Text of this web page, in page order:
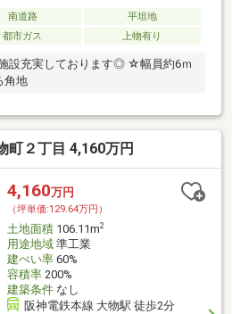
南道路
平坦地
都市ガス 上物有り
設充実しております◎ ☆幅員約6ｍ
角地
町２丁目 4,160万円
4,160万円
（坪単価:129.64万円）
土地面積106.11m2
用途地域準工業
建ぺい率60%
容積率200%
建築条件なし
阪神電鉄本線 大物駅 徒歩2分